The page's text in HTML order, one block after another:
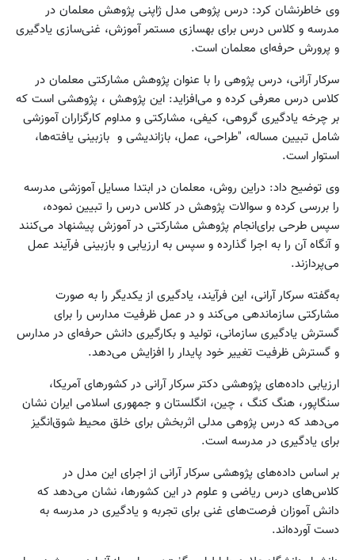
وی خاطرنشان کرد: درس پژوهی مدل ژاپنی پژوهش معلمان در
مدرسه و کلاس درس برای بهسازی مستمر آموزش، غنی‌سازی یادگیری
و پرورش حرفه‌ای معلمان است.
سرکار آرانی، درس پژوهی را با عنوان پژوهش مشارکتی معلمان در
کلاس درس معرفی کرده و می‌افزاید: این پژوهش ، پژوهشی است که
بر چرخه یادگیری گروهی، کیفی، مشارکتی و مداوم کارگزاران آموزشی
شامل تبیین مساله، "طراحی، عمل، بازاندیشی و بازبینی یافته‌ها،
استوار است.
وی توضیح داد: دراین روش، معلمان در ابتدا مسایل آموزشی مدرسه
را بررسی کرده و سوالات پژوهش در کلاس درس را تبیین نموده،
سپس طرحی برای‌انجام پژوهش مشارکتی در آموزش پیشنهاد می‌کنند
و آنگاه آن را به اجرا گذارده و سپس به ارزیابی و بازبینی فرآیند عمل
می‌پردازند.
به‌گفته سرکار آرانی، این فرآیند، یادگیری از یکدیگر را به صورت
مشارکتی سازماندهی می‌کند و در عمل ظرفیت مدارس را برای
گسترش یادگیری سازمانی، تولید و بکارگیری دانش حرفه‌ای در مدارس
و گسترش ظرفیت تغییر خود پایدار را افزایش می‌دهد.
ارزیابی داده‌های پژوهشی دکتر سرکار آرانی در کشورهای آمریکا،
سنگاپور، هنگ کنگ ، چین، انگلستان و جمهوری اسلامی ایران نشان
می‌دهد که درس پژوهی مدلی اثربخش برای خلق محیط شوق‌انگیز
برای یادگیری در مدرسه است.
بر اساس داده‌های پژوهشی سرکار آرانی از اجرای این مدل در
کلاس‌های درس ریاضی و علوم در این کشورها، نشان می‌دهد که
دانش آموزان فرصت‌های غنی برای تجربه و یادگیری در مدرسه به
دست آورده‌اند.